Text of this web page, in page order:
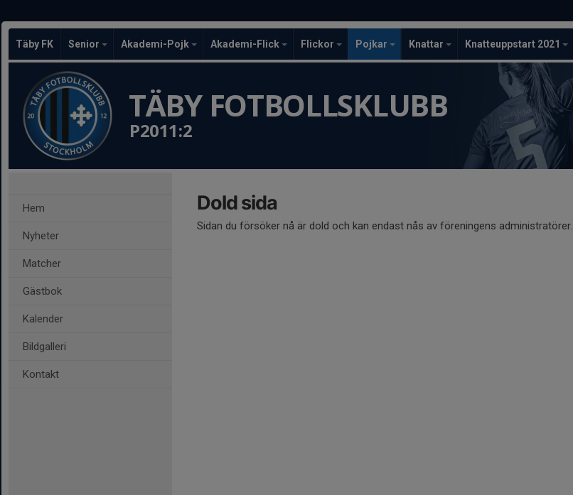
Täby FK Senior Akademi-Pojk Akademi-Flick Flickor Pojkar Knattar Knatteuppstart 2021
TÄBY FOTBOLLSKLUBB
P2011:2
Hem
Nyheter
Matcher
Gästbok
Kalender
Bildgalleri
Kontakt
Dold sida
Sidan du försöker nå är dold och kan endast nås av föreningens administratörer.